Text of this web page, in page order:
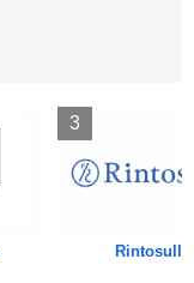
3
Rintosull